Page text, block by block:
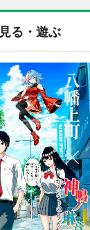
見る・遊ぶ